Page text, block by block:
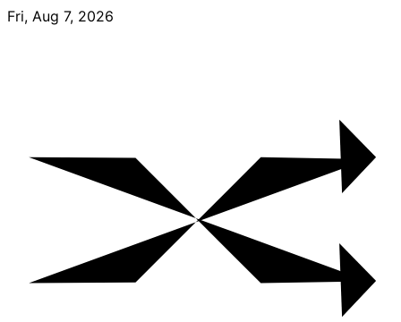
Skip
Fri, Aug 7, 2026